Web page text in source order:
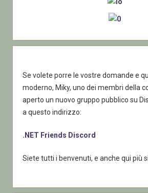
Se volete porre le vostre domande e
moderno, Miky, uno dei membri della
aperto un nuovo gruppo pubblico su
a questo indirizzo:
.NET Friends Discord
Siete tutti i benvenuti, e anche qui più